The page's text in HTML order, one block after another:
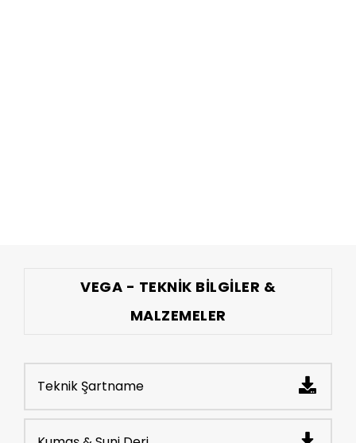
VEGA - TEKNIK BILGILER &
MALZEMELER
Teknik Şartname